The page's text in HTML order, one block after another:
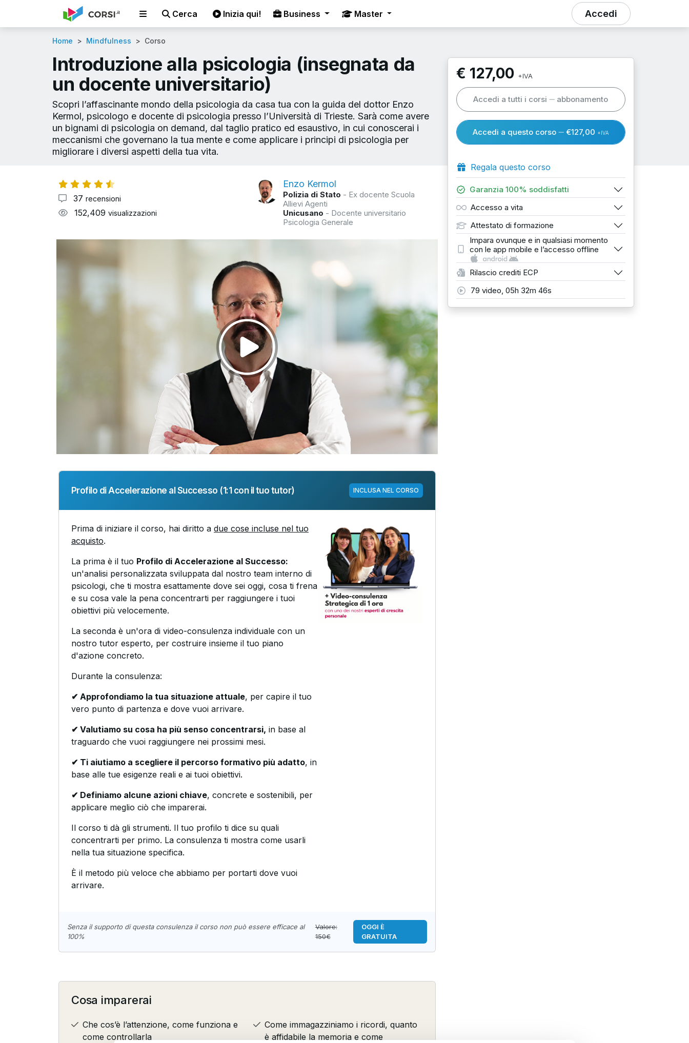
Cerca Inizia qui! Business Master Accedi
Home Mindfulness Corso
Introduzione alla psicologia (insegnata da
un docente universitario)
Scopri l’affascinante mondo della psicologia da casa tua con la guida del dottor Enzo
Kermol, psicologo e docente di psicologia presso l’Università di Trieste. Sarà come avere
un bignami di psicologia on demand, dal taglio pratico ed esaustivo, in cui conoscerai i
meccanismi che governano la tua mente e come applicare i principi di psicologia per
migliorare i diversi aspetti della tua vita.
€ 127,00 +IVA
Accedi a tutti i corsi abbonamento
Accedi a questo corso €127,00 +IVA
Regala questo corso
Garanzia 100% soddisfatti
Accesso a vita
Attestato di formazione
Impara ovunque e in qualsiasi momento
con le app mobile e l’accesso offline
Rilascio crediti ECP
79 video, 05h 32m 46s
37 recensioni
152,409 visualizzazioni
Enzo Kermol
Polizia di Stato - Ex docente Scuola
Allievi Agenti
Unicusano - Docente universitario
Psicologia Generale
Riprodurre
il
video
Profilo di Accelerazione al Successo (1:1 con il tuo tutor) INCLUSA NEL CORSO
Prima di iniziare il corso, hai diritto a due cose incluse nel tuo
acquisto.
La prima è il tuo Profilo di Accelerazione al Successo:
un'analisi personalizzata sviluppata dal nostro team interno di
psicologi, che ti mostra esattamente dove sei oggi, cosa ti frena
e su cosa vale la pena concentrarti per raggiungere i tuoi
obiettivi più velocemente.
La seconda è un'ora di video-consulenza individuale con un
nostro tutor esperto, per costruire insieme il tuo piano
d'azione concreto.
Durante la consulenza:
✔ Approfondiamo la tua situazione attuale, per capire il tuo
vero punto di partenza e dove vuoi arrivare.
✔ Valutiamo su cosa ha più senso concentrarsi, in base al
traguardo che vuoi raggiungere nei prossimi mesi.
✔ Ti aiutiamo a scegliere il percorso formativo più adatto, in
base alle tue esigenze reali e ai tuoi obiettivi.
✔ Definiamo alcune azioni chiave, concrete e sostenibili, per
applicare meglio ciò che imparerai.
Il corso ti dà gli strumenti. Il tuo profilo ti dice su quali
concentrarti per primo. La consulenza ti mostra come usarli
nella tua situazione specifica.
È il metodo più veloce che abbiamo per portarti dove vuoi
arrivare.
Senza il supporto di questa consulenza il corso non può essere efficace al
100%
Valore:
150€
OGGI È
GRATUITA
Cosa imparerai
Che cos’è l’attenzione, come funziona e
come controllarla
Come immagazziniamo i ricordi, quanto
è affidabile la memoria e come